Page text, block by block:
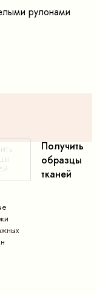
рулонами
Получить
образцы
тканей